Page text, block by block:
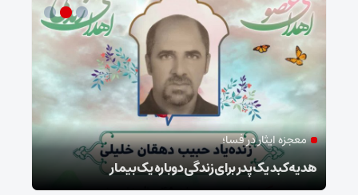
معجزه ایثار در فسا؛
هدیه کبد یک پدر برای زندگی دوباره یک بیمار